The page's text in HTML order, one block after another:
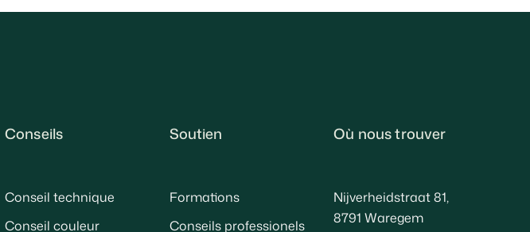
Conseils
Conseil technique
Conseil couleur
Soutien
Formations
Conseils professionels
Où nous trouver
Nijverheidstraat 81,
8791 Waregem